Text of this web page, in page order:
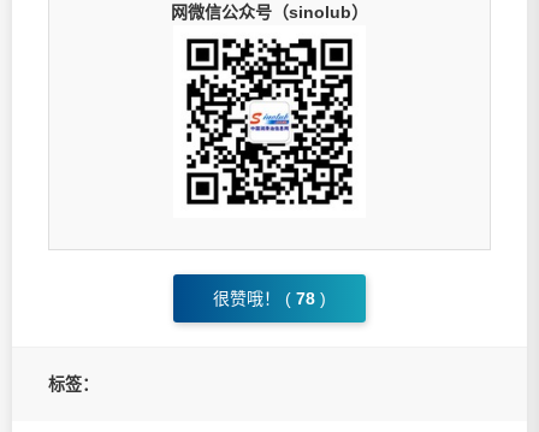
网微信公众号（sinolub）
很赞哦！ ( 78 )
标签：